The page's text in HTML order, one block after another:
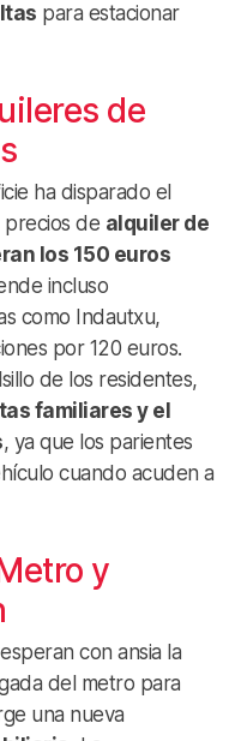
para estacionar
de
ha disparado el
precios de alquiler de
los 150 euros
incluso
como Indautxu,
por 120 euros.
de los residentes,
familiares y el
, ya que los parientes
cuando acuden a
y
con ansia la
del metro para
una nueva